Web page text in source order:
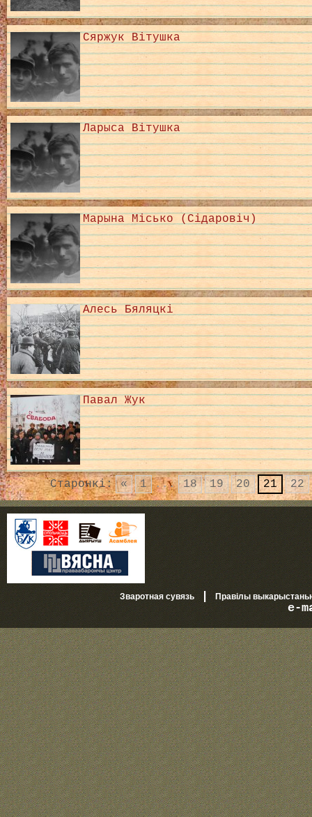
Сяржук Вітушка
Ларыса Вітушка
Марына Місько (Сідаровіч)
Алесь Бяляцкі
Павал Жук
Старонкі: « 1 ... 18 19 20 21 22
Зваротная сувязь| Правілы
e-